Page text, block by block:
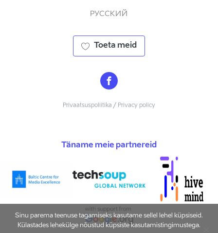
РУССКИЙ
Toeta meid
Privaatsuspoliitika / Privacy policy
Täname meie partnereid
Sinu parema teenuse tagamiseks kasutame sellel lehel küpsiseid.
Külastades lehekülge nõustud küpsiste kasutamistingimustega.